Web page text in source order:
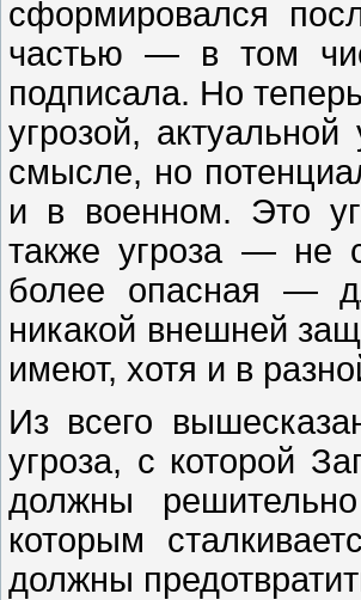
сформировался
частью — в том
подписала. Но
угрозой,
смысле, но
и в военном. Это
также угроза — не
более опасная —
никакой внешней
имеют, хотя и в
Из всего
угроза, с которой
должны
которым
должны